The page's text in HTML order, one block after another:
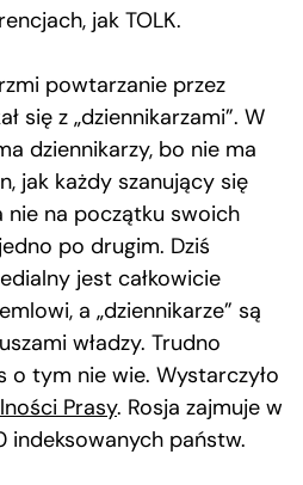
jak TOLK.
powtarzanie przez
się z „dziennikarzami”. W
dziennikarzy, bo nie ma
jak każdy szanujący się
nie na początku swoich
po drugim. Dziś
jest całkowicie
a „dziennikarze” są
władzy. Trudno
o tym nie wie. Wystarczyło
Prasy. Rosja zajmuje w
indeksowanych państw.